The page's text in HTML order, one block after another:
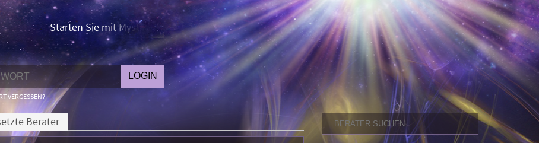
VERGESSEN?
Starten Sie mit Mystika: Erstberatung zum Sparpreis – und das 2. Gespräch völlig GRATIS!
Berater